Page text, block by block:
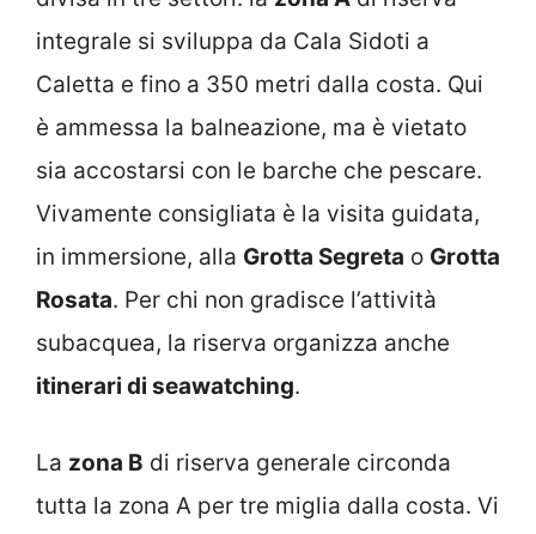
integrale si sviluppa da Cala Sidoti a
Caletta e fino a 350 metri dalla costa. Qui
è ammessa la balneazione, ma è vietato
sia accostarsi con le barche che pescare.
Vivamente consigliata è la visita guidata,
in immersione, alla Grotta Segreta o Grotta
Rosata. Per chi non gradisce l’attività
subacquea, la riserva organizza anche
itinerari di seawatching.
La zona B di riserva generale circonda
tutta la zona A per tre miglia dalla costa. Vi